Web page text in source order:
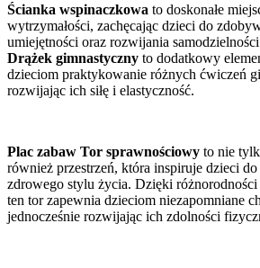
Ścianka wspinaczkowa to doskonałe
wytrzymałości, zachęcając dzieci do
umiejętności oraz rozwijania
Drążek gimnastyczny to dodatkowy
dzieciom praktykowanie różnych ćwiczeń
rozwijając ich siłę i elastyczność.
Plac zabaw Tor sprawnościowy to nie
również przestrzeń, która inspiruje dzieci
zdrowego stylu życia. Dzięki
ten tor zapewnia dzieciom niezapomniane
jednocześnie rozwijając ich zdolności